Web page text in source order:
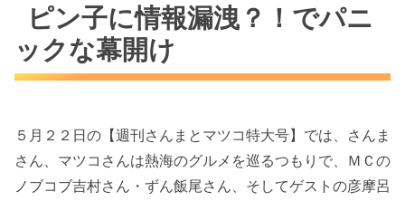
ピン子に情報漏洩？！でパニ
ックな幕開け
５月２２日の【週刊さんまとマツコ特大号】では、さんま
さん、マツコさんは熱海のグルメを巡るつもりで、ＭＣの
ノブコブ吉村さん・ずん飯尾さん、そしてゲストの彦摩呂